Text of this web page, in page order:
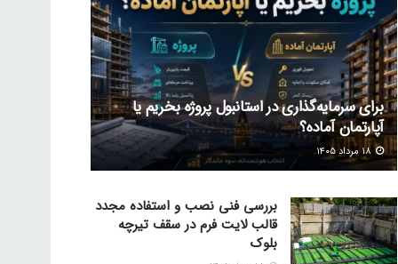
برای سرمایه‌گذاری در استانبول پروژه بخریم یا
آپارتمان آماده؟
بررسی فنی نصب و استفاده مجدد
قالب لایت فرم در سقف تیرچه
بلوک